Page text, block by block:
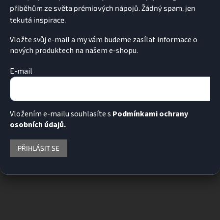
Vložte svůj e-mail a my vám budeme zasílat informace o
nových produktech na našem e-shopu.
E-mail
Vložením e-mailu souhlasíte s Podmínkami ochrany
osobních údajů.
PŘIHLÁSIT SE